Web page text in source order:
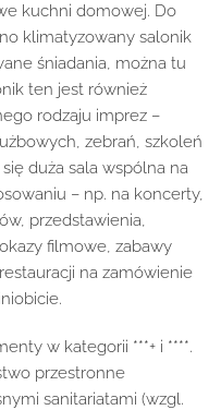
kuchni domowej. Do
klimatyzowany salonik
śniadania, można tu
ten jest również
rodzaju imprez –
zebrań, szkoleń
duża sala wspólna na
– np. na koncerty,
przedstawienia,
filmowe, zabawy
na zamówienie
w kategorii ***+ i ****.
przestronne
sanitariatami (wzgl.